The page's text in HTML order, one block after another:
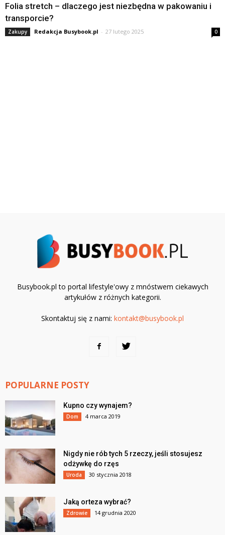
Folia stretch – dlaczego jest niezbędna w pakowaniu i
transporcie?
Zakupy Redakcja Busybook.pl - 27 lutego 2025 0
Busybook.pl to portal lifestyle'owy z mnóstwem ciekawych
artykułów z różnych kategorii.
Skontaktuj się z nami: kontakt@busybook.pl
POPULARNE POSTY
Kupno czy wynajem?
Dom 4 marca 2019
Nigdy nie rób tych 5 rzeczy, jeśli stosujesz
odżywkę do rzęs
Uroda 30 stycznia 2018
Jaką orteza wybrać?
Zdrowie 14 grudnia 2020